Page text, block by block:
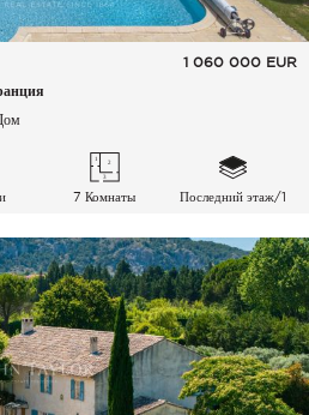
1 060 000 EUR
7 Комнаты Последний этаж/1